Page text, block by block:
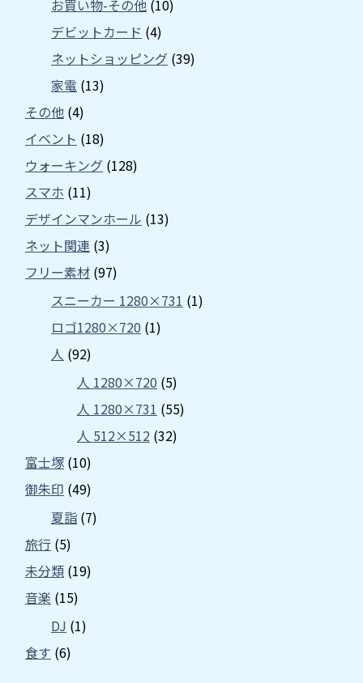
お買い物-その他 (10)
デビットカード (4)
ネットショッピング (39)
家電 (13)
その他 (4)
イベント (18)
ウォーキング (128)
スマホ (11)
デザインマンホール (13)
ネット関連 (3)
フリー素材 (97)
スニーカー 1280×731 (1)
ロゴ1280×720 (1)
人 (92)
人 1280×720 (5)
人 1280×731 (55)
人 512×512 (32)
富士塚 (10)
御朱印 (49)
夏詣 (7)
旅行 (5)
未分類 (19)
音楽 (15)
DJ (1)
食す (6)